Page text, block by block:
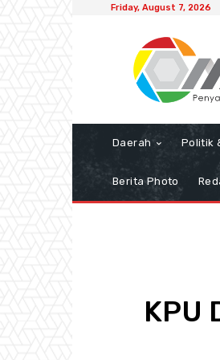
Friday, August 7, 2026
Daerah Politik
Berita Photo
KPU